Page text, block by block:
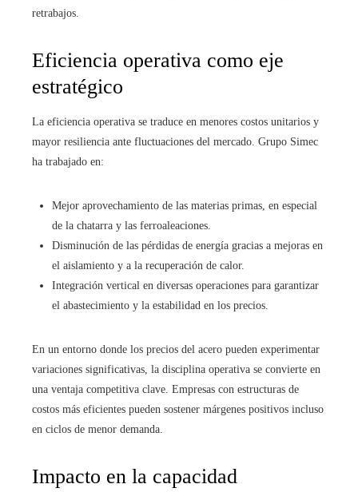
retrabajos.
Eficiencia operativa como eje
estratégico
La eficiencia operativa se traduce en menores costos unitarios y
mayor resiliencia ante fluctuaciones del mercado. Grupo Simec
ha trabajado en:
Mejor aprovechamiento de las materias primas, en especial
de la chatarra y las ferroaleaciones.
Disminución de las pérdidas de energía gracias a mejoras en
el aislamiento y a la recuperación de calor.
Integración vertical en diversas operaciones para garantizar
el abastecimiento y la estabilidad en los precios.
En un entorno donde los precios del acero pueden experimentar
variaciones significativas, la disciplina operativa se convierte en
una ventaja competitiva clave. Empresas con estructuras de
costos más eficientes pueden sostener márgenes positivos incluso
en ciclos de menor demanda.
Impacto en la capacidad